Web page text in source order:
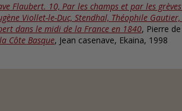
Flaubert. 10, Par les champs et par les
Viollet-le-Duc, Stendhal, Théophile
dans le midi de la France en 1840, Pierre
Côte Basque, Jean casenave, Ekaina, 1998